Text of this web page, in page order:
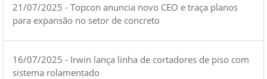
21/07/2025 - Topcon anuncia novo CEO e traça planos
para expansão no setor de concreto
16/07/2025 - Irwin lança linha de cortadores de piso com
sistema rolamentado